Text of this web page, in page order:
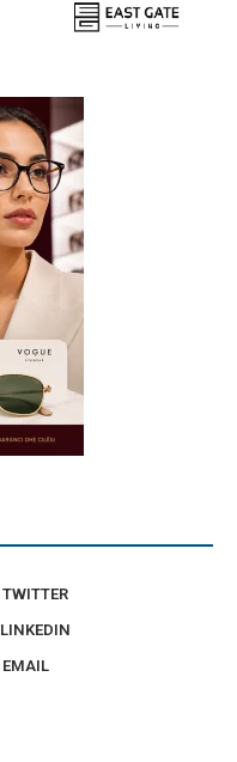
TWITTER
LINKEDIN
EMAIL